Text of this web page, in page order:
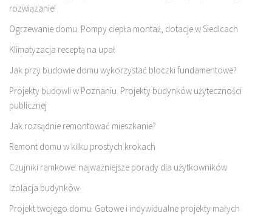
rozwiązanie!
Ogrzewanie domu. Pompy ciepła montaż, dotacje w Siedlcach
Klimatyzacja receptą na upał
Jak przy budowie domu wykorzystać bloczki fundamentowe?
Projekty budowli w Poznaniu. Projekty budynków użyteczności
publicznej
Jak rozsądnie remontować mieszkanie?
Remont domu w kilku prostych krokach
Czujniki ramkowe: najważniejsze porady dla użytkowników
Izolacja budynków
Projekt twojego domu. Gotowe i indywidualne projekty małych